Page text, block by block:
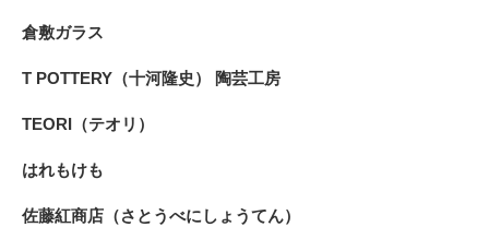
倉敷ガラス
T POTTERY（十河隆史） 陶芸工房
TEORI（テオリ）
はれもけも
佐藤紅商店（さとうべにしょうてん）